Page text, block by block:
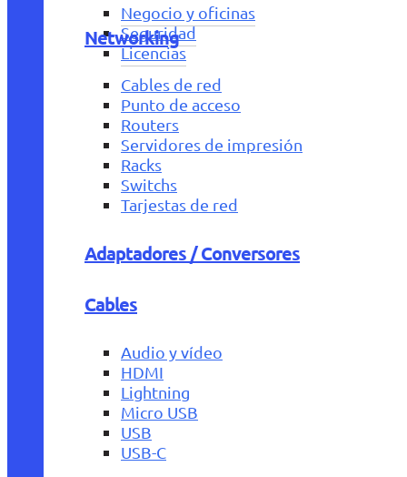
Negocio y oficinas
Seguridad
Licencias
Networking
Cables de red
Punto de acceso
Routers
Servidores de impresión
Racks
Switchs
Tarjestas de red
Adaptadores / Conversores
Cables
Audio y vídeo
HDMI
Lightning
Micro USB
USB
USB-C